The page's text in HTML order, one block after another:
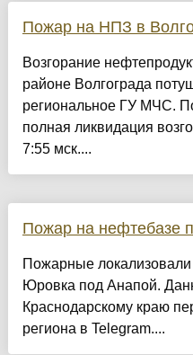
Пожар на НПЗ в
Возгорание
районе Волгограда
региональное ГУ МЧС.
полная ликвидация
7:55 мск....
Пожар на нефтебазе
Пожарные
Юровка под Анапой.
Краснодарскому краю
региона в Telegram....